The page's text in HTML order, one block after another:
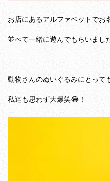
お店にあるアルファベットでお
並べて一緒に遊んでもらいまし
動物さんのぬいぐるみにとって
私達も思わず大爆笑😂！